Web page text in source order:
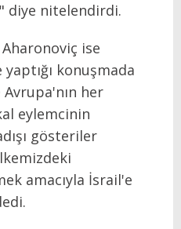
diye nitelendirdi.
ise
konuşmada
her
eylemcinin
gösteriler
amacıyla İsrail'e